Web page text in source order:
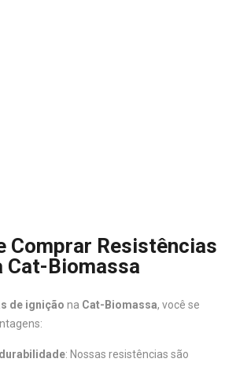
Comprar Resistências
Cat-Biomassa
de ignição na Cat-Biomassa, você se
: Nossas resistências são